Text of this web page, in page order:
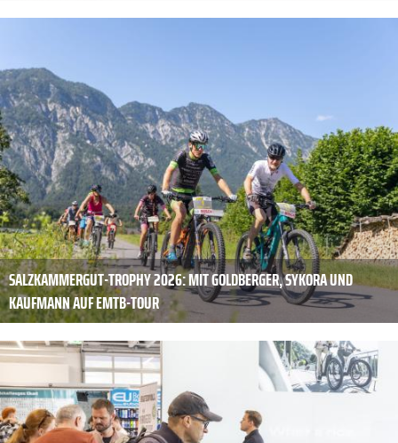
SALZKAMMERGUT-TROPHY 2026: MIT GOLDBERGER, SYKORA UND
KAUFMANN AUF EMTB-TOUR